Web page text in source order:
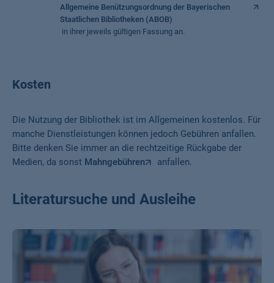
Allgemeine Benützungsordnung der Bayerischen
Staatlichen Bibliotheken (ABOB)
in ihrer jeweils gültigen Fassung an.
Kosten
Die Nutzung der Bibliothek ist im Allgemeinen kostenlos. Für
manche Dienstleistungen können jedoch Gebühren anfallen.
Bitte denken Sie immer an die rechtzeitige Rückgabe der
Medien, da sonst Mahngebühren anfallen.
Literatursuche und Ausleihe